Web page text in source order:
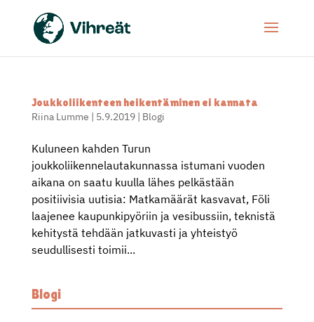
Joukkoliikenteen heikentäminen ei kannata
Riina Lumme | 5.9.2019| Blogi
Kuluneen kahden Turun
joukkoliikennelautakunnassa istumani vuoden
aikana on saatu kuulla lähes pelkästään
positiivisia uutisia: Matkamäärät kasvavat, Föli
laajenee kaupunkipyöriin ja vesibussiin, teknistä
kehitystä tehdään jatkuvasti ja yhteistyö
seudullisesti toimii...
Blogi